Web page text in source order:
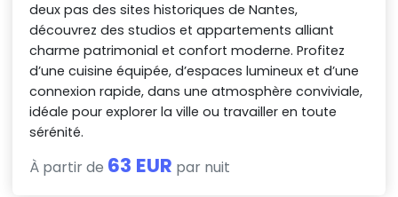
deux pas des sites historiques de Nantes,
découvrez des studios et appartements alliant
charme patrimonial et confort moderne. Profitez
d’une cuisine équipée, d’espaces lumineux et d’une
connexion rapide, dans une atmosphère conviviale,
idéale pour explorer la ville ou travailler en toute
sérénité.
À partir de 63 EUR par nuit